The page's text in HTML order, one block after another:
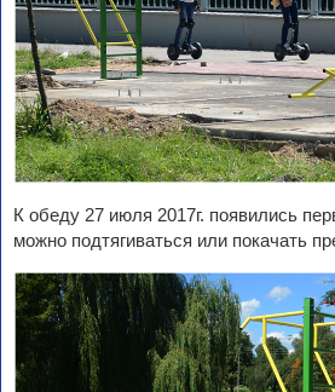
К обеду 27 июля 2017г. появились
можно подтягиваться или покачать